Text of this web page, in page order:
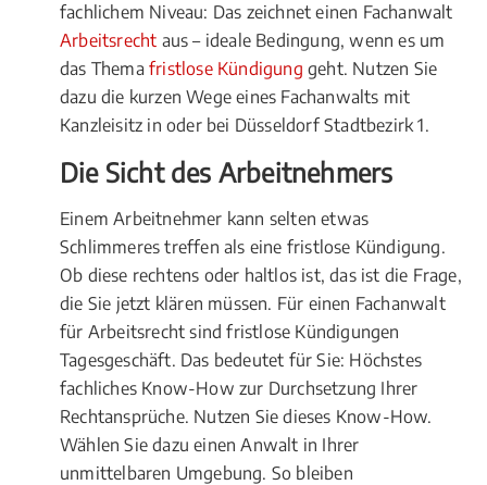
fachlichem Niveau: Das zeichnet einen Fachanwalt
Arbeitsrecht aus – ideale Bedingung, wenn es um
das Thema fristlose Kündigung geht. Nutzen Sie
dazu die kurzen Wege eines Fachanwalts mit
Kanzleisitz in oder bei Düsseldorf Stadtbezirk 1.
Die Sicht des Arbeitnehmers
Einem Arbeitnehmer kann selten etwas
Schlimmeres treffen als eine fristlose Kündigung.
Ob diese rechtens oder haltlos ist, das ist die Frage,
die Sie jetzt klären müssen. Für einen Fachanwalt
für Arbeitsrecht sind fristlose Kündigungen
Tagesgeschäft. Das bedeutet für Sie: Höchstes
fachliches Know-How zur Durchsetzung Ihrer
Rechtansprüche. Nutzen Sie dieses Know-How.
Wählen Sie dazu einen Anwalt in Ihrer
unmittelbaren Umgebung. So bleiben